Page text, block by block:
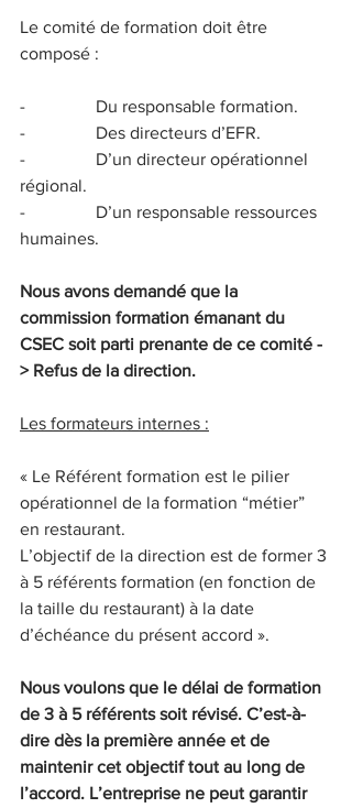
Le comité de formation doit être
composé :
-                Du responsable formation.
-                Des directeurs d’EFR.
-                D’un directeur opérationnel
régional.
-                D’un responsable ressources
humaines.
Nous avons demandé que la
commission formation émanant du
CSEC soit parti prenante de ce comité -
> Refus de la direction.
Les formateurs internes :
« Le Référent formation est le pilier
opérationnel de la formation “métier”
en restaurant.
L’objectif de la direction est de former 3
à 5 référents formation (en fonction de
la taille du restaurant) à la date
d’échéance du présent accord ».
Nous voulons que le délai de formation
de 3 à 5 référents soit révisé. C’est-à-
dire dès la première année et de
maintenir cet objectif tout au long de
l’accord. L’entreprise ne peut garantir